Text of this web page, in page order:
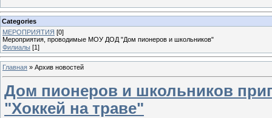
Categories
МЕРОПРИЯТИЯ [0]
Мероприятия, проводимые МОУ ДОД "Дом пионеров и школьников"
Филиалы [1]
Главная » Архив новостей
Дом пионеров и школьников
"Хоккей на траве"